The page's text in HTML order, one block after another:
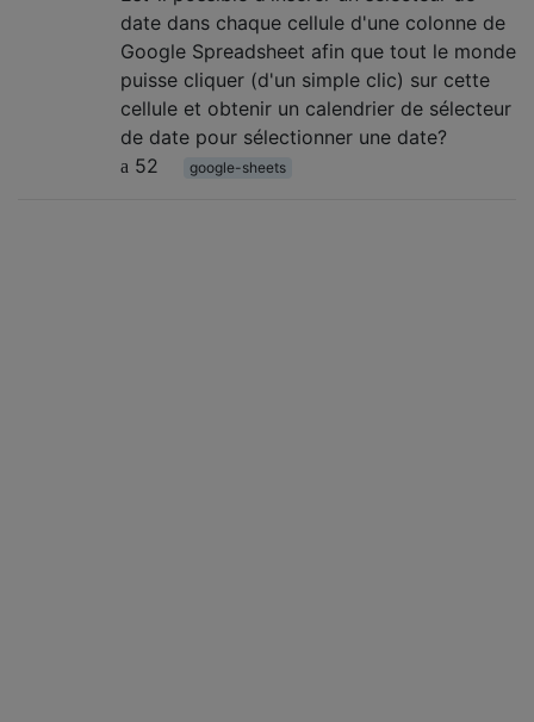
date dans chaque cellule d'une colonne de
Google Spreadsheet afin que tout le monde
puisse cliquer (d'un simple clic) sur cette
cellule et obtenir un calendrier de sélecteur
de date pour sélectionner une date?
52
google-sheets